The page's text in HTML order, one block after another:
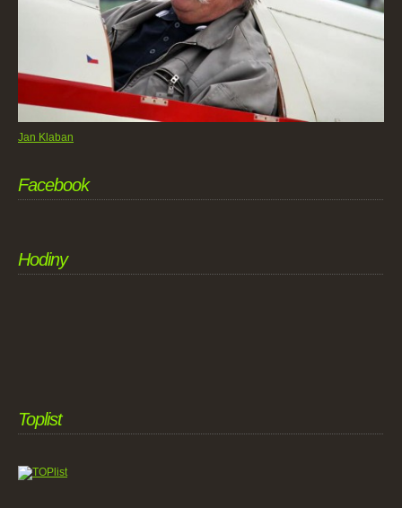
Jan Klaban
Facebook
Hodiny
Toplist